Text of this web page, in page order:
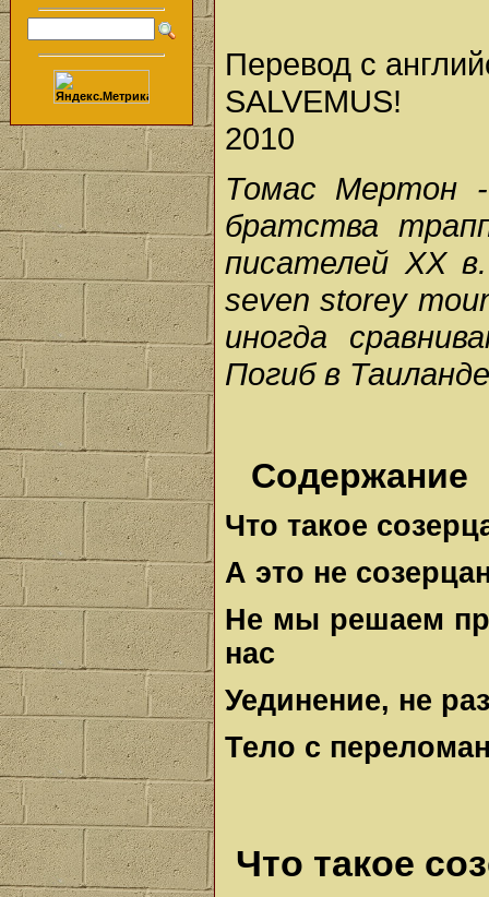
Перевод с
SALVEMUS!
2010
Томас Мертон -
братства
писателей XX
seven storey
иногда
Погиб в
Содержание
Что такое
А это не
Не мы решаем
нас
Уединение, не
Тело с
Что такое